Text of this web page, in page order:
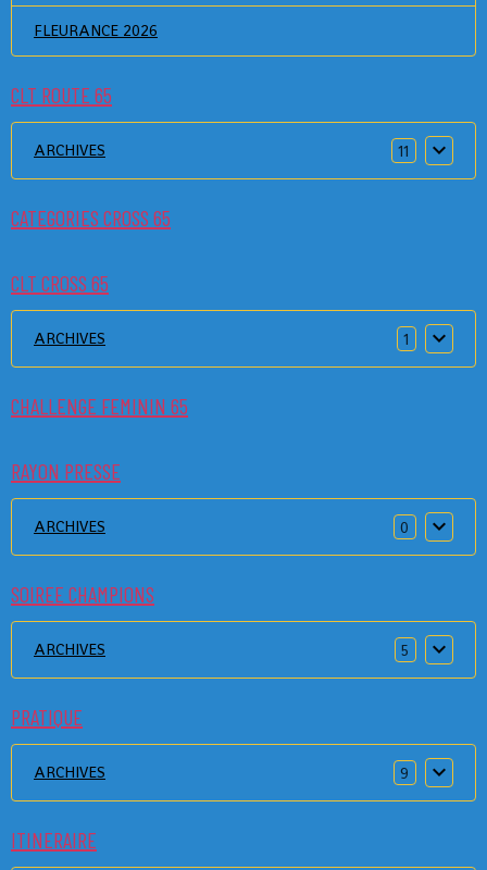
FLEURANCE 2026
CLT ROUTE 65
ARCHIVES 11
CATEGORIES CROSS 65
CLT CROSS 65
ARCHIVES 1
CHALLENGE FEMININ 65
RAYON PRESSE
ARCHIVES 0
SOIREE CHAMPIONS
ARCHIVES 5
PRATIQUE
ARCHIVES 9
ITINERAIRE